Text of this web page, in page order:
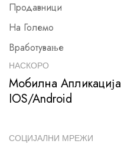
Продавници
На Големо
Вработување
НАСКОРО
Мобилна Апликација
IOS/Android
СОЦИЈАЛНИ МРЕЖИ